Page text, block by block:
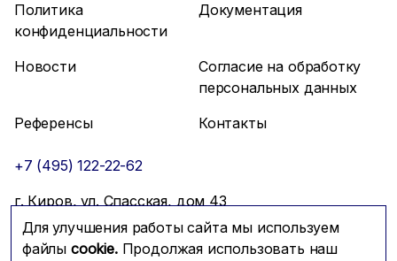
Для улучшения работы сайта мы используем
файлы cookie.Продолжая использовать наш
Политика
конфиденциальности
Документация
Новости
Согласие на обработку
персональных данных
Референсы
Контакты
+7 (495) 122-22-62
г. Киров, ул. Спасская, дом 43
info@mfmc.ru
Связаться с нами